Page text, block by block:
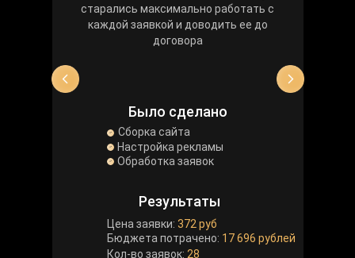
старались максимально работать с
каждой заявкой и доводить ее до
договора
Было сделано
Сборка сайта
Настройка рекламы
Обработка заявок
Результаты
Кол-во заявок: 28
Цена заявки: 372 руб
Бюджета потрачено: 17 696 рублей